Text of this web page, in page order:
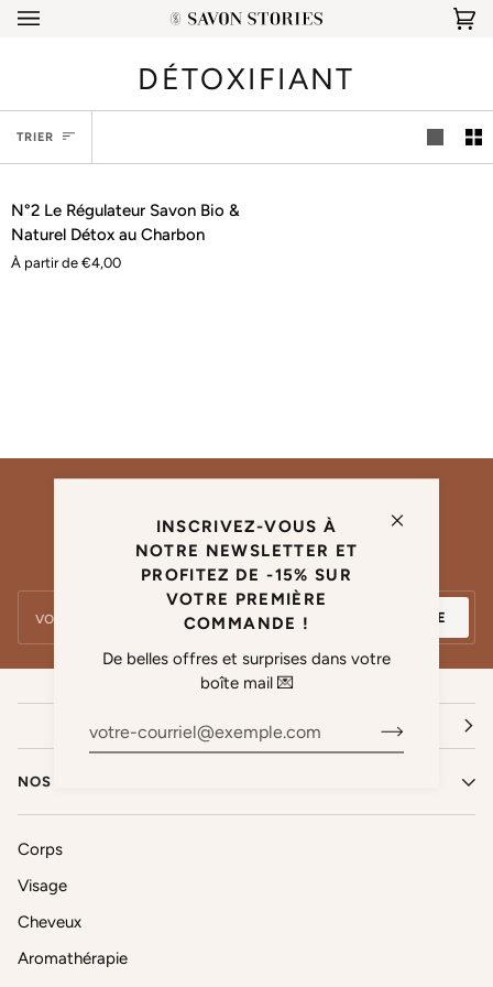
Passer
INSCRIVEZ-VOUS À
NOTRE NEWSLETTER ET
PROFITEZ DE -15% SUR
VOTRE PREMIÈRE
COMMANDE !
De belles offres et surprises dans votre
boîte mail 💌
DÉTOXIFIANT
TRIER
TRIER
AJOUT RAPIDE
N°2
Le
Savon
N°2 Le Régulateur Savon Bio &
Naturel Détox au Charbon
À partir de €4,00
De belles offres et surprises chaque semaine 💌
S'INSCRIRE
NOS PRODUITS
Corps
Visage
Cheveux
Aromathérapie